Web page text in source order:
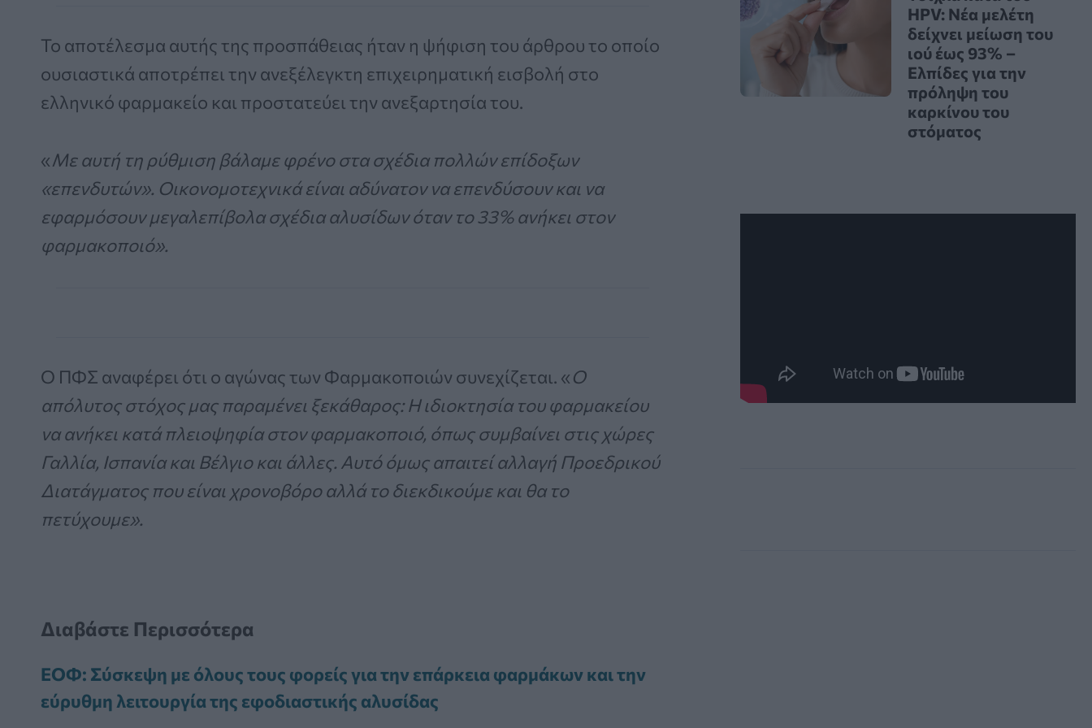
Το αποτέλεσμα αυτής της προσπάθειας ήταν η ψήφιση του άρθρου το οποίο
ουσιαστικά αποτρέπει την ανεξέλεγκτη επιχειρηματική εισβολή στο
ελληνικό φαρμακείο και προστατεύει την ανεξαρτησία του.
«Με αυτή τη ρύθμιση βάλαμε φρένο στα σχέδια πολλών επίδοξων
«επενδυτών». Οικονομοτεχνικά είναι αδύνατον να επενδύσουν και να
εφαρμόσουν μεγαλεπίβολα σχέδια αλυσίδων όταν το 33% ανήκει στον
φαρμακοποιό».
Ο ΠΦΣ αναφέρει ότι ο αγώνας των Φαρμακοποιών συνεχίζεται. «Ο
απόλυτος στόχος μας παραμένει ξεκάθαρος: Η ιδιοκτησία του φαρμακείου
να ανήκει κατά πλειοψηφία στον φαρμακοποιό, όπως συμβαίνει στις χώρες
Γαλλία, Ισπανία και Βέλγιο και άλλες. Αυτό όμως απαιτεί αλλαγή Προεδρικού
Διατάγματος που είναι χρονοβόρο αλλά το διεκδικούμε και θα το
πετύχουμε».
Διαβάστε Περισσότερα
ΕΟΦ: Σύσκεψη με όλους τους φορείς για την επάρκεια φαρμάκων και την
εύρυθμη λειτουργία της εφοδιαστικής αλυσίδας
HPV: Νέα μελέτη
δείχνει μείωση του
ιού έως 93% –
Ελπίδες για την
πρόληψη του
καρκίνου του
στόματος